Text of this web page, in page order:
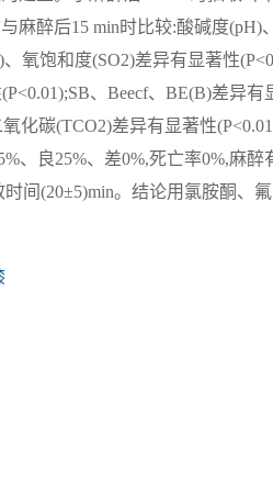
麻醉后15 min时比较:酸碱度(pH)
氧饱和度(SO2)差异有显著性
、Beecf、BE(B)差异
化碳(TCO2)差异有显著性
、良25%、差0%,死亡率0%,麻
间(20±5)min。结论用氯胺酮、